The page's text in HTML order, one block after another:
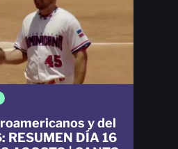
y del
RESUMEN DÍA 16